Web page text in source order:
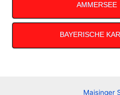
AMMERSEE
BAYERISCHE
Maisinger